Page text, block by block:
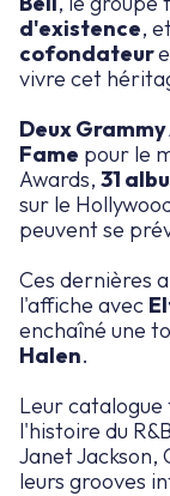
d'existence,
cofondateur
vivre cet
Deux
Fame pour le
Awards, 31
sur le
peuvent se
Ces dernières
l'affiche avec
enchaîné une
Halen.
Leur catalogue
l'histoire du
Janet Jackson,
leurs grooves